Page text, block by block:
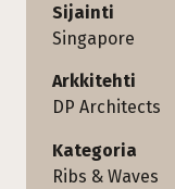
Sijainti
Singapore
Arkkitehti
DP Architects
Kategoria
Ribs & Waves